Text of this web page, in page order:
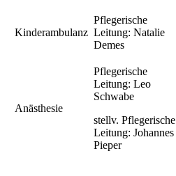
Kinderambulanz
Pflegerische
Leitung: Natalie
Demes
Anästhesie
Pflegerische
Leitung: Leo
Schwabe
stellv. Pflegerische
Leitung: Johannes
Pieper